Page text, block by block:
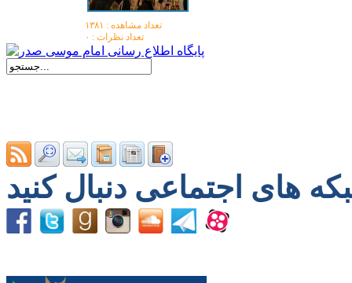
تعداد مشاهده :‌ ۱۳۸۱
تعداد نظرات : ۰